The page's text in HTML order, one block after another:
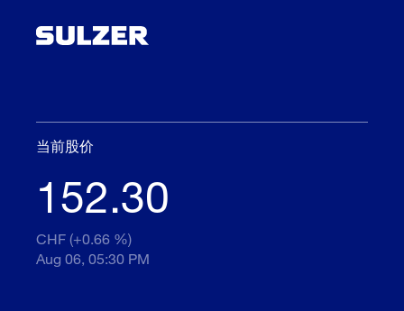
当前股价
152.30
CHF (+0.66 %)
Aug 06, 05:30 PM